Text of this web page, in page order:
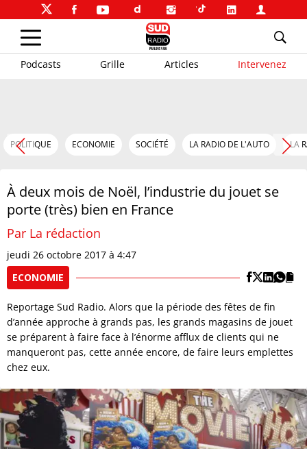
Podcasts Grille Articles Intervenez
POLITIQUE ECONOMIE SOCIÉTÉ LA RADIO DE L'AUTO LA
À deux mois de Noël, l’industrie du jouet se
porte (très) bien en France
Par La rédaction
jeudi 26 octobre 2017 à 4:47
ECONOMIE
Reportage Sud Radio. Alors que la période des fêtes de fin
d’année approche à grands pas, les grands magasins de jouet
se préparent à faire face à l’énorme afflux de clients qui ne
manqueront pas, cette année encore, de faire leurs emplettes
chez eux.